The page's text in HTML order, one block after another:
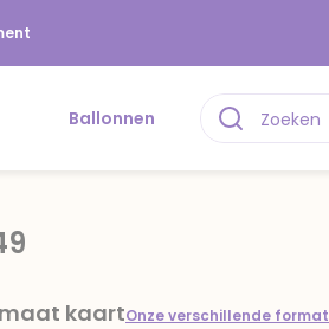
Ballonnen
kaartOnze verschillende